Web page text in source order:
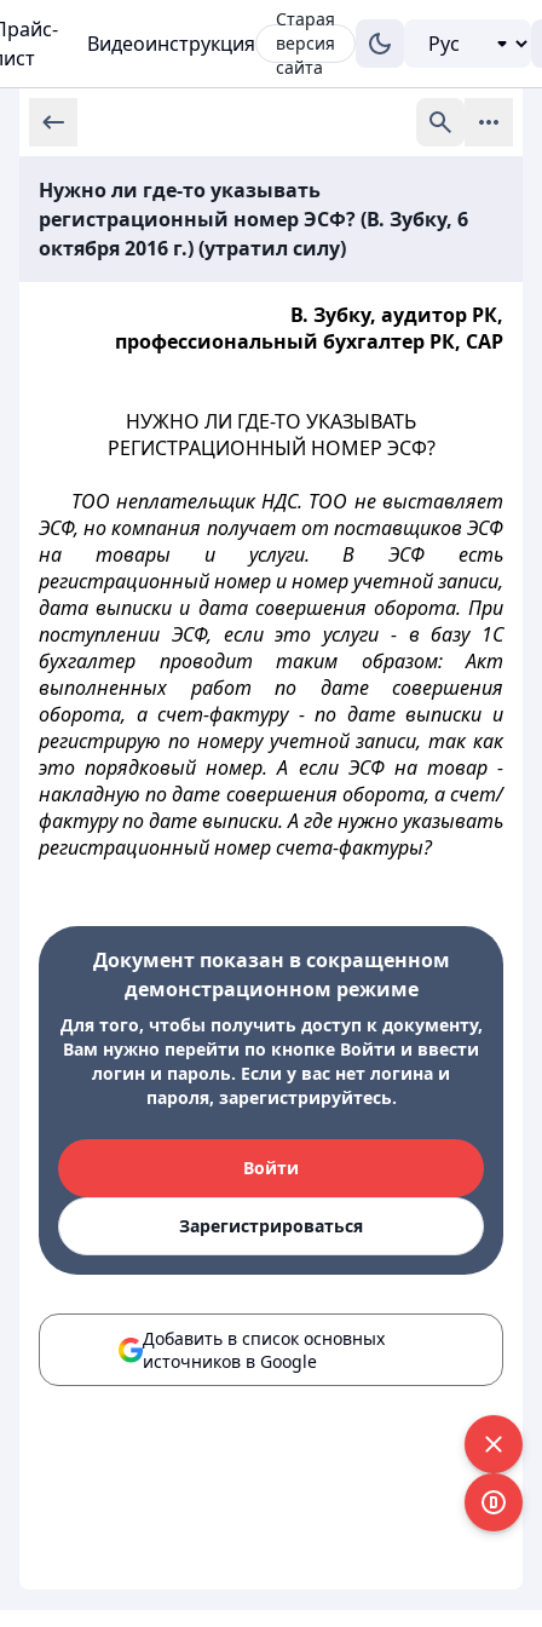
Видеоинструкция
Старая
версия
сайта
Нужно ли где-то указывать
регистрационный номер ЭСФ? (В. Зубку, 6
октября 2016 г.) (утратил силу)
В. Зубку, аудитор РК,
профессиональный бухгалтер РК, САР
НУЖНО ЛИ ГДЕ-ТО УКАЗЫВАТЬ
РЕГИСТРАЦИОННЫЙ НОМЕР ЭСФ?
ТОО неплательщик НДС. ТОО не выставляет
ЭСФ, но компания получает от поставщиков ЭСФ
на товары и услуги. В ЭСФ есть
регистрационный номер и номер учетной записи,
дата выписки и дата совершения оборота. При
поступлении ЭСФ, если это услуги - в базу 1С
бухгалтер проводит таким образом: Акт
выполненных работ по дате совершения
оборота, а счет-фактуру - по дате выписки и
регистрирую по номеру учетной записи, так как
это порядковый номер. А если ЭСФ на товар -
накладную по дате совершения оборота, а счет/
фактуру по дате выписки. А где нужно указывать
регистрационный номер счета-фактуры?
Документ показан в сокращенном
демонстрационном режиме
Для того, чтобы получить доступ к документу,
Вам нужно перейти по кнопке Войти и ввести
логин и пароль. Если у вас нет логина и
пароля, зарегистрируйтесь.
Войти
Зарегистрироваться
Добавить в список основных
источников в Google